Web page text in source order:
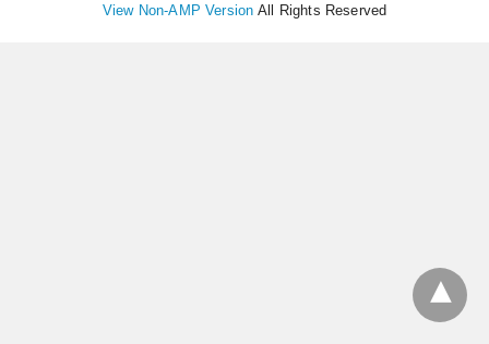
View Non-AMP Version All Rights Reserved